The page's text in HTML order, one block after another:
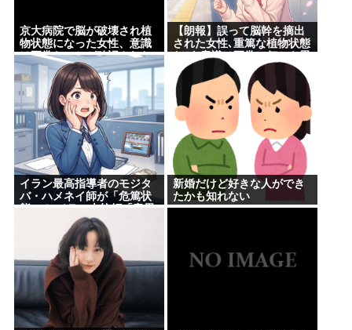
京大病院で脳が破壊され植
物状態になった女性、意識
は正常なことが確認されお
わる
【朗報】誤って脳幹を摘出
された女性､重篤な植物状態
だが､意識は正常で何かを思
考していると判明
イラン最高指導者のモジタ
バ・ハメネイ師が「危篤状
態」？ イラン大統領「意思
疎通はかなり難しい」
新婚だけど好きな人ができ
たかも知れない